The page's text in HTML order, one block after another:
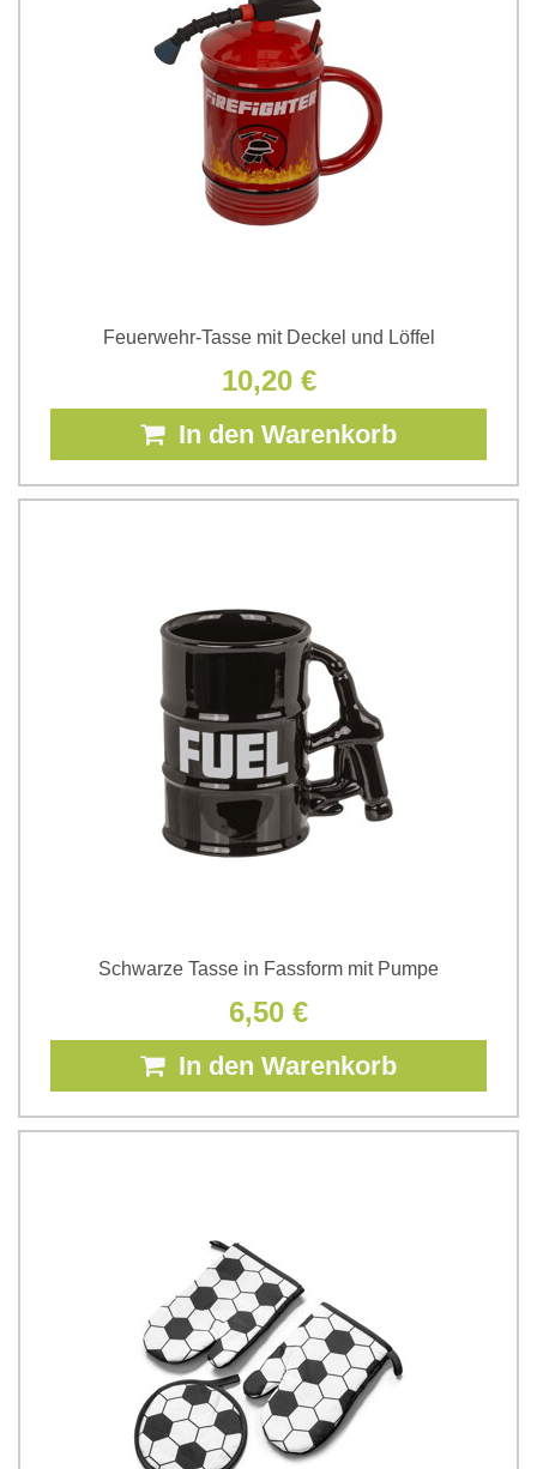
Feuerwehr-Tasse mit Deckel und Löffel
10,20 €
In den Warenkorb
Schwarze Tasse in Fassform mit Pumpe
6,50 €
In den Warenkorb